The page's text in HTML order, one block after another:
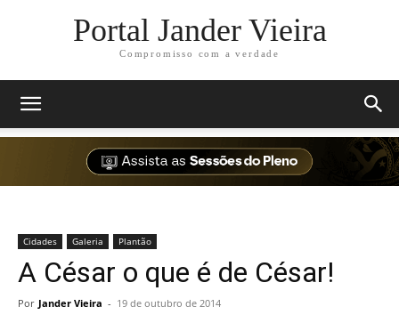
Portal Jander Vieira
Compromisso com a verdade
Cidades Galeria Plantão
A César o que é de César!
Por Jander Vieira - 19 de outubro de 2014